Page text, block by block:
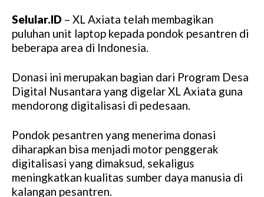
Selular.ID – XL Axiata telah membagikan
puluhan unit laptop kepada pondok pesantren di
beberapa area di Indonesia.
Donasi ini merupakan bagian dari Program Desa
Digital Nusantara yang digelar XL Axiata guna
mendorong digitalisasi di pedesaan.
Pondok pesantren yang menerima donasi
diharapkan bisa menjadi motor penggerak
digitalisasi yang dimaksud, sekaligus
meningkatkan kualitas sumber daya manusia di
kalangan pesantren.